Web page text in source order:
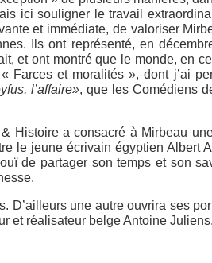
ici souligner le travail
et immédiate, de valoriser
Ils ont représenté, en
et ont montré que le monde, en
et moralités », dont j’ai
l’affaire», que les Comédiens
& Histoire a consacré à Mirbeau
le jeune écrivain égyptien Albert
de partager son temps et son
D’ailleurs une autre ouvrira ses
et réalisateur belge Antoine Juliens.